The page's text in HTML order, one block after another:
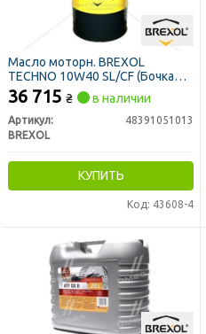
Масло моторн. BREXOL
TECHNO 10W40 SL/CF (Бочка
200л)
36 715 ₴ в наличии
Артикул:
48391051013
BREXOL
КУПИТЬ
Код: 43608-4